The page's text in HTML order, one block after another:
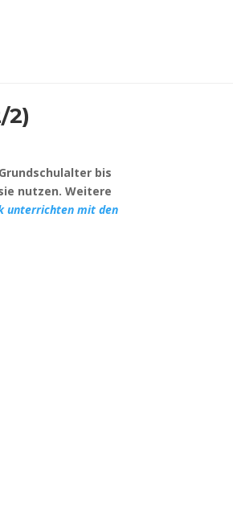
2)
bis
nutzen. Weitere
unterrichten mit den